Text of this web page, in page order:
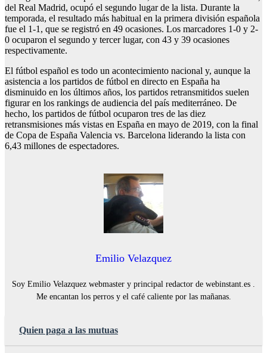
del Real Madrid, ocupó el segundo lugar de la lista. Durante la
temporada, el resultado más habitual en la primera división española
fue el 1-1, que se registró en 49 ocasiones. Los marcadores 1-0 y 2-
0 ocuparon el segundo y tercer lugar, con 43 y 39 ocasiones
respectivamente.
El fútbol español es todo un acontecimiento nacional y, aunque la
asistencia a los partidos de fútbol en directo en España ha
disminuido en los últimos años, los partidos retransmitidos suelen
figurar en los rankings de audiencia del país mediterráneo. De
hecho, los partidos de fútbol ocuparon tres de las diez
retransmisiones más vistas en España en mayo de 2019, con la final
de Copa de España Valencia vs. Barcelona liderando la lista con
6,43 millones de espectadores.
Emilio Velazquez
Soy Emilio Velazquez webmaster y principal redactor de webinstant.es .
Me encantan los perros y el café caliente por las mañanas.
Quien paga a las mutuas